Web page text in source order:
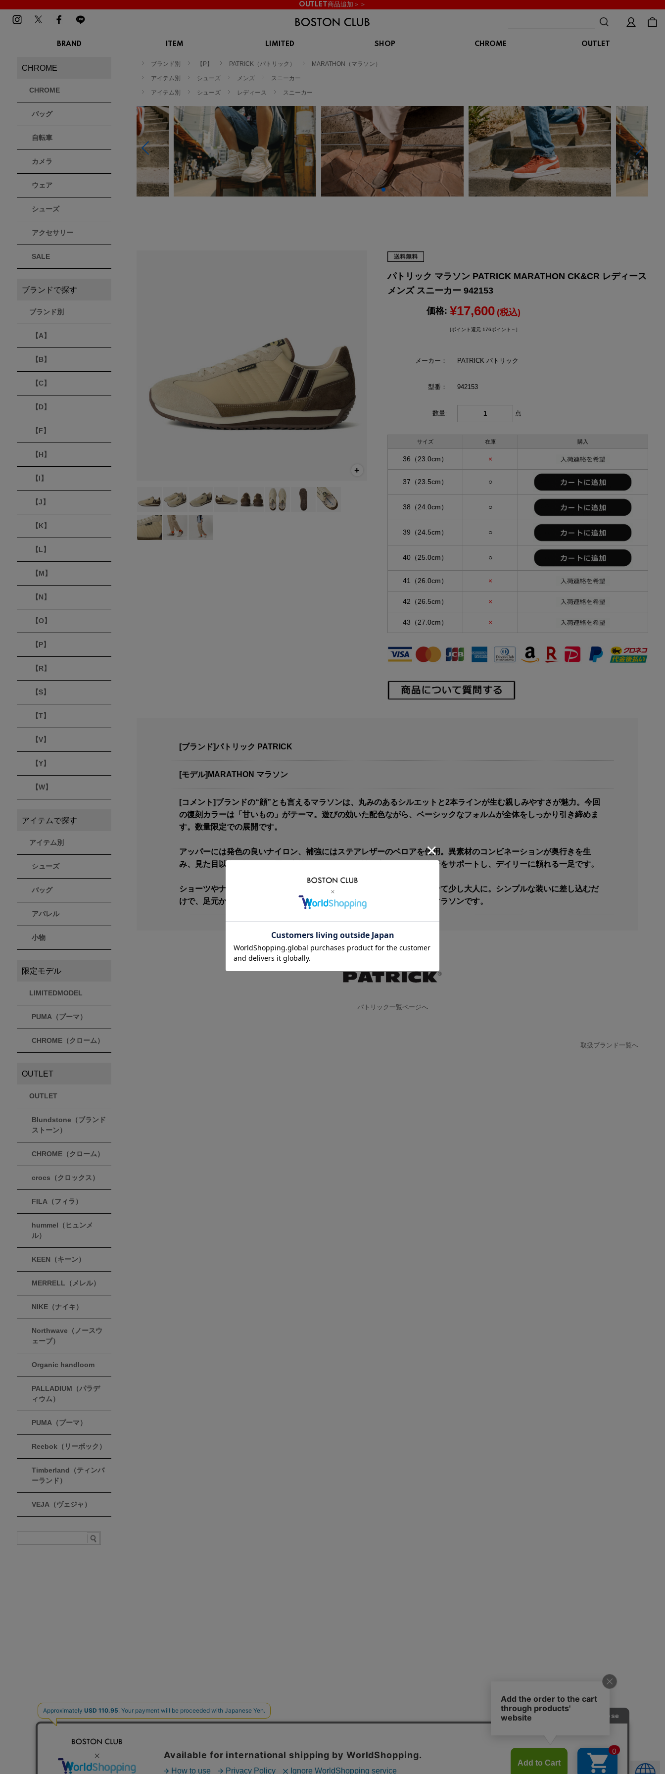
OUTLET商品追加＞＞
BRAND
BMZ
BROOKS
CHROME
Dr.Martens
ドクターマーチン
フィラ
Flower MOUNTAIN
フラワーマウンテン
hummel
ヒュンメル
イノヴェイト
KARHU
カルフ
MALIBUSANDALS
マリブサンダルズ
MERRELL
メレル
MIZUNO
MOUTH
new balance
ニューバランス
NIKE
ナイキ
Northwave
ノースウェーブ
OAKLEY
オークリー
On
オン
Organic handloom
オーガニックハンドルーム
PALLADIUM
パラディウム
パンサー
パトリック
ITEM
スニーカー
ブーツ
トレッキングシューズ
ルームシューズ
アウター
トップス
パンツ
ソックス
アクセサリー
サンダル
ブーツ
ルームシューズ
アウター
トップス
パンツ
ソックス
トートバッグ
カメラバッグ
アクセサリー
LIMITED SHOP CHROME
OUTLET
ブランド別 【P】 PATRICK（パトリック） MARATHON（マラソン）
アイテム別 シューズ メンズ スニーカー
アイテム別 シューズ レディース スニーカー
パトリック マラソン PATRICK MARATHON CK&CR レディース
メンズ スニーカー 942153
価格: ¥17,600 (税込)
[ポイント還元 176ポイント～]
メーカー： PATRICK パトリック
型番： 942153
数量: 点
サイズ 在庫 購入
36（23.0cm） ×
37（23.5cm） ○
38（24.0cm） ○
39（24.5cm） ○
40（25.0cm） ○
41（26.0cm） ×
42（26.5cm） ×
43（27.0cm） ×
[ブランド]パトリック PATRICK
[モデル]MARATHON マラソン
[コメント]ブランドの“顔”とも言えるマラソンは、丸みのあるシルエットと2本ラインが生む親しみやすさが魅力。今回
の復刻カラーは「甘いもの」がテーマ。遊びの効いた配色ながら、ベーシックなフォルムが全体をしっかり引き締めま
す。数量限定での展開です。
アッパーには発色の良いナイロン、補強にはステアレザーのベロアを使用。異素材のコンビネーションが奥行きを生
み、見た目以上に軽やかな履き心地に。クッション性の高いソールが歩行をサポートし、デイリーに頼れる一足です。
ショーツやナイロンパンツで軽快に、リネンや薄手のスラックスと合わせて少し大人に。シンプルな装いに差し込むだ
けで、足元から季節感が立ち上がります。“色で遊ぶ”を自然に楽しめるマラソンです。
パトリック一覧ページへ
取扱ブランド一覧へ
CHROME
CHROME
バッグ
自転車
カメラ
ウェア
シューズ
アクセサリー
SALE
ブランドで探す
ブランド別
【A】
【B】
【C】
【D】
【F】
【H】
【I】
【J】
【K】
【L】
【M】
【N】
【O】
【P】
【R】
【S】
【T】
【V】
【Y】
【W】
アイテムで探す
アイテム別
シューズ
バッグ
アパレル
小物
限定モデル
LIMITEDMODEL
PUMA（プーマ）
CHROME（クローム）
OUTLET
OUTLET
Blundstone（ブランド
ストーン）
CHROME（クローム）
crocs（クロックス）
FILA（フィラ）
hummel（ヒュンメ
ル）
KEEN（キーン）
MERRELL（メレル）
NIKE（ナイキ）
Northwave（ノースウ
ェーブ）
Organic handloom
PALLADIUM（パラデ
ィウム）
PUMA（プーマ）
Reebok（リーボック）
Timberland（ティンバ
ーランド）
VEJA（ヴェジャ）